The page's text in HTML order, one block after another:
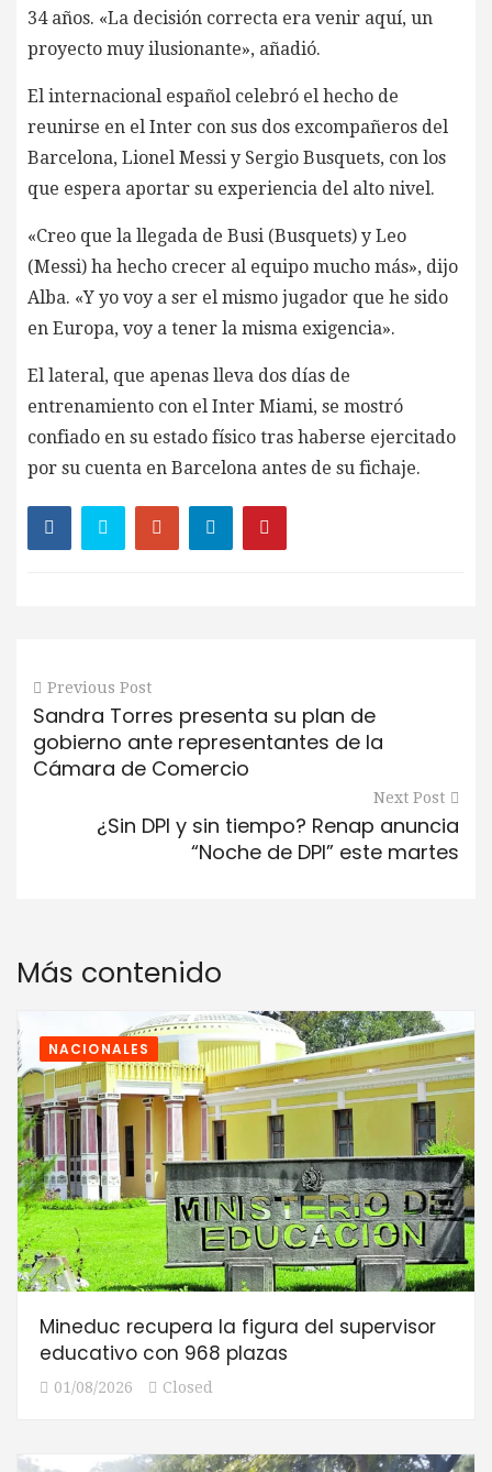
34 años. «La decisión correcta era venir aquí, un
proyecto muy ilusionante», añadió.
El internacional español celebró el hecho de
reunirse en el Inter con sus dos excompañeros del
Barcelona, Lionel Messi y Sergio Busquets, con los
que espera aportar su experiencia del alto nivel.
«Creo que la llegada de Busi (Busquets) y Leo
(Messi) ha hecho crecer al equipo mucho más», dijo
Alba. «Y yo voy a ser el mismo jugador que he sido
en Europa, voy a tener la misma exigencia».
El lateral, que apenas lleva dos días de
entrenamiento con el Inter Miami, se mostró
confiado en su estado físico tras haberse ejercitado
por su cuenta en Barcelona antes de su fichaje.
Previous Post
Sandra Torres presenta su plan de
gobierno ante representantes de la
Cámara de Comercio
Next Post
¿Sin DPI y sin tiempo? Renap anuncia
“Noche de DPI” este martes
Más contenido
NACIONALES
Mineduc recupera la figura del supervisor
educativo con 968 plazas
01/08/2026 Closed